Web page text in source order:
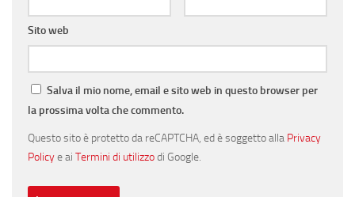
Sito web
Salva il mio nome, email e sito web in questo browser per
la prossima volta che commento.
Questo sito è protetto da reCAPTCHA, ed è soggetto alla Privacy
Policye ai Termini di utilizzodi Google.